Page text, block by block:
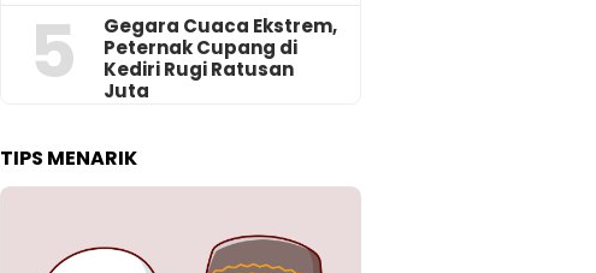
5
‎Gegara Cuaca Ekstrem,
Peternak Cupang di
Kediri Rugi Ratusan
Juta
TIPS MENARIK